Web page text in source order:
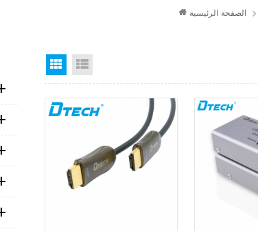
الصفحة الرئيسية
Grid View